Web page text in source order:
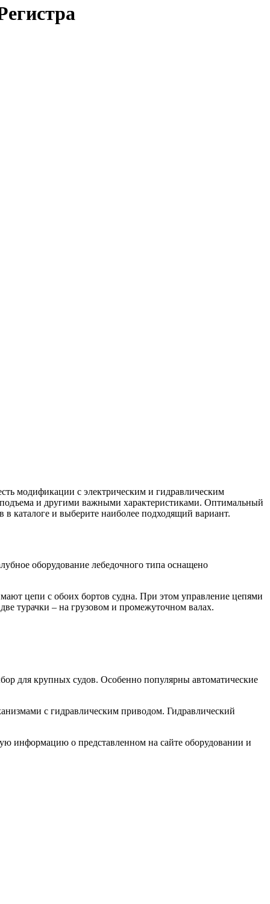
модификации с электрическим и гидравлическим
и другими важными характеристиками. Оптимальный
каталоге и выберите наиболее подходящий вариант.
оборудование лебедочного типа оснащено
цепи с обоих бортов судна. При этом управление цепями
турачки – на грузовом и промежуточном валах.
для крупных судов. Особенно популярны автоматические
с гидравлическим приводом. Гидравлический
информацию о представленном на сайте оборудовании и